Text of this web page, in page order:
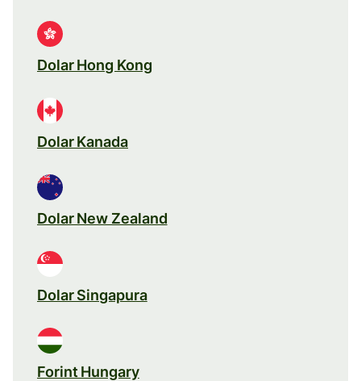
Dolar Hong Kong
Dolar Kanada
Dolar New Zealand
Dolar Singapura
Forint Hungary